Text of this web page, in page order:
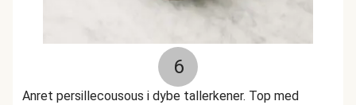
6
Anret persillecousous i dybe tallerkener. Top med